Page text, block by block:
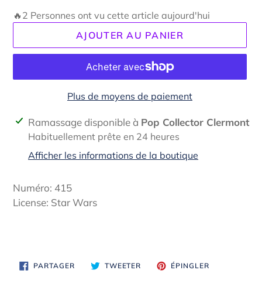
🔥2 Personnes ont vu cette article aujourd'hui
AJOUTER AU PANIER
Plus de moyens de paiement
Ajout
d'un
produit
panier
Ramassage disponible à Pop Collector Clermont
Habituellement prête en 24 heures
Afficher les informations de la boutique
Numéro: 415
License: Star Wars
PARTAGERPARTAGER
SUR
TWEETER TWEETERÉPINGLER